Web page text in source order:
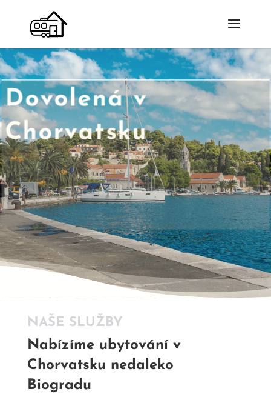
Dovolená v
Chorvatsku
NAŠE SLUŽBY
Nabízíme ubytování v
Chorvatsku nedaleko
Biogradu